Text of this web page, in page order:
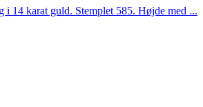
i 14 karat guld. Stemplet 585. Højde med ...